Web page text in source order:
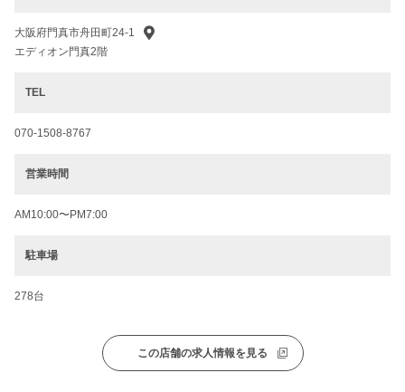
大阪府門真市舟田町24-1
エディオン門真2階
TEL
070-1508-8767
営業時間
AM10:00〜PM7:00
駐車場
278台
この店舗の求人情報を見る